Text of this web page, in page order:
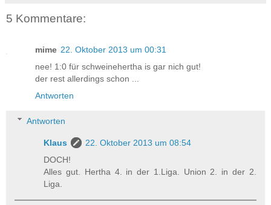
5 Kommentare:
mime 22. Oktober 2013 um 00:31
nee! 1:0 für schweinehertha is gar nich gut!
der rest allerdings schon ...
Antworten
Antworten
Klaus
22. Oktober 2013 um 08:54
DOCH!
Alles gut. Hertha 4. in der 1.Liga. Union 2. in der 2.
Liga.